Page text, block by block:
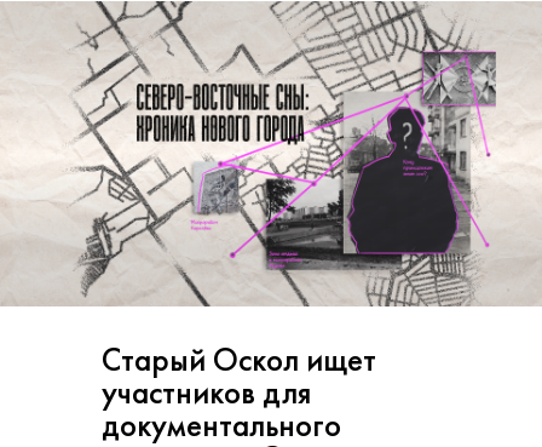
Старый Оскол ищет
участников для
документального